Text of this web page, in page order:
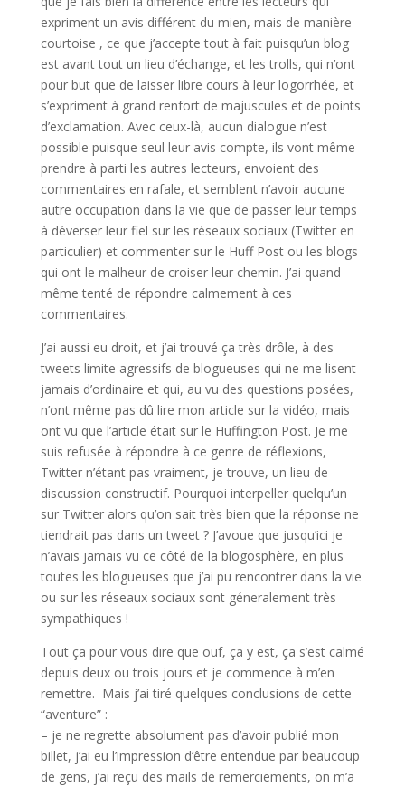
expriment un avis différent du mien, mais de manière
courtoise , ce que j’accepte tout à fait puisqu’un blog
est avant tout un lieu d’échange, et les trolls, qui n’ont
pour but que de laisser libre cours à leur logorrhée, et
s’expriment à grand renfort de majuscules et de points
d’exclamation. Avec ceux-là, aucun dialogue n’est
possible puisque seul leur avis compte, ils vont même
prendre à parti les autres lecteurs, envoient des
commentaires en rafale, et semblent n’avoir aucune
autre occupation dans la vie que de passer leur temps
à déverser leur fiel sur les réseaux sociaux (Twitter en
particulier) et commenter sur le Huff Post ou les blogs
qui ont le malheur de croiser leur chemin. J’ai quand
même tenté de répondre calmement à ces
commentaires.
J’ai aussi eu droit, et j’ai trouvé ça très drôle, à des
tweets limite agressifs de blogueuses qui ne me lisent
jamais d’ordinaire et qui, au vu des questions posées,
n’ont même pas dû lire mon article sur la vidéo, mais
ont vu que l’article était sur le Huffington Post. Je me
suis refusée à répondre à ce genre de réflexions,
Twitter n’étant pas vraiment, je trouve, un lieu de
discussion constructif. Pourquoi interpeller quelqu’un
sur Twitter alors qu’on sait très bien que la réponse ne
tiendrait pas dans un tweet ? J’avoue que jusqu’ici je
n’avais jamais vu ce côté de la blogosphère, en plus
toutes les blogueuses que j’ai pu rencontrer dans la vie
ou sur les réseaux sociaux sont géneralement très
sympathiques !
Tout ça pour vous dire que ouf, ça y est, ça s’est calmé
depuis deux ou trois jours et je commence à m’en
remettre. Mais j’ai tiré quelques conclusions de cette
“aventure” :
– je ne regrette absolument pas d’avoir publié mon
billet, j’ai eu l’impression d’être entendue par beaucoup
de gens, j’ai reçu des mails de remerciements, on m’a